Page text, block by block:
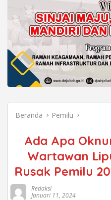
Beranda Pemilu
Ada Apa
Wartawan
Rusak Pemilu
Redaksi
Januari 11, 2024